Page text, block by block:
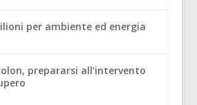
per ambiente ed energia
prepararsi all’intervento